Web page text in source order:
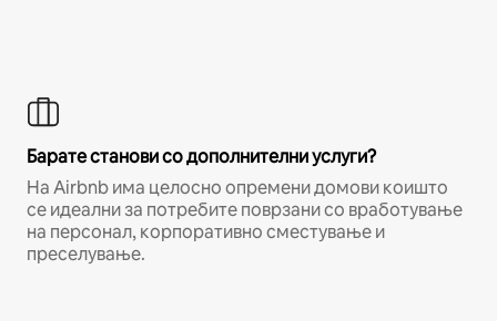
Барате станови со дополнителни услуги?
На Airbnb има целосно опремени домови коишто
се идеални за потребите поврзани со вработување
на персонал, корпоративно сместување и
преселување.